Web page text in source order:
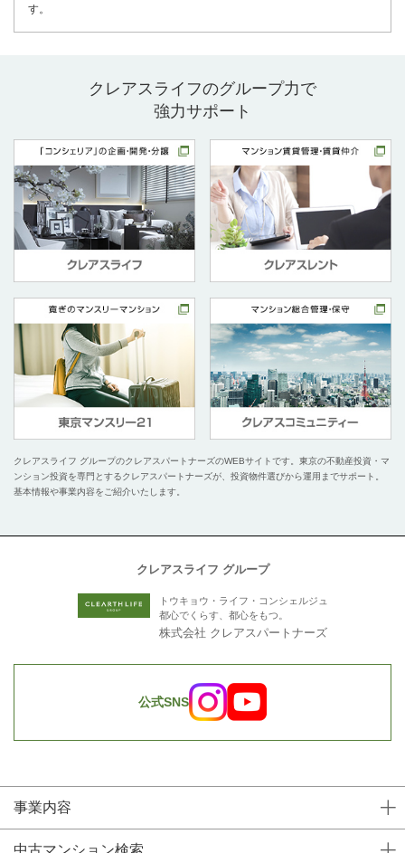
す。
クレアスライフのグループ力で
強力サポート
クレアスライフ グループのクレアスパートナーズのWEBサイトです。 東京の不動産投資・マ
ンション投資を専門とするクレアスパートナーズが、投資物件選びから運用までサポート。
基本情報や事業内容をご紹介いたします。
トウキョウ・ライフ・コンシェルジュ
都心でくらす、都心をもつ。
株式会社 クレアスパートナーズ
公式SNS
クレアスライフ グループ
事業内容
中古マンション検索